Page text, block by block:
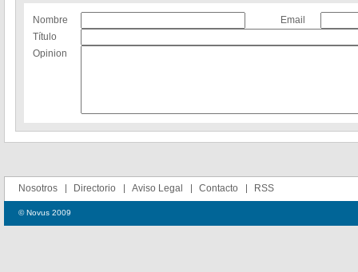
Nombre
Email
Título
Opinion
Nosotros Directorio Aviso Legal Contacto RSS
© Novus 2009